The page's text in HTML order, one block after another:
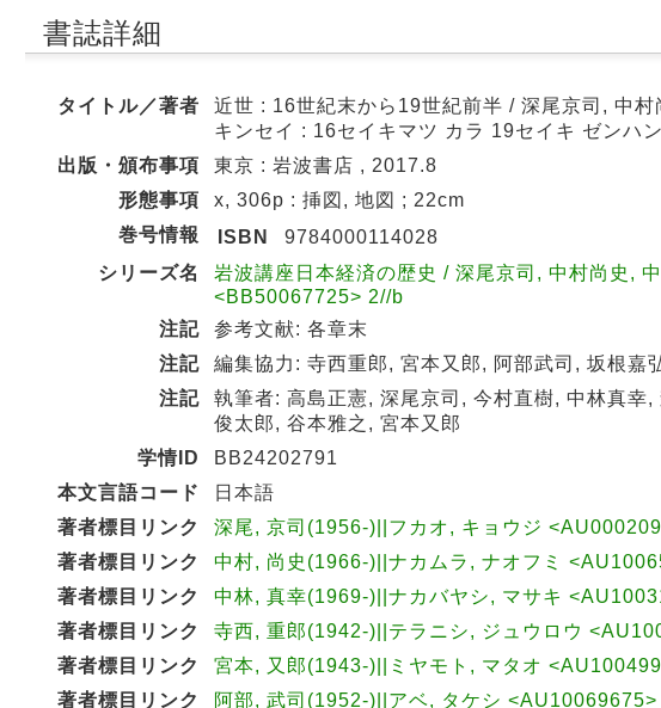
書誌詳細
タイトル／著者
近世 : 16世紀末から19世紀前半 / 深尾京司, 中村
キンセイ : 16セイキマツ カラ 19セイキ ゼンハン
出版・頒布事項
東京 : 岩波書店 , 2017.8
形態事項
x, 306p : 挿図, 地図 ; 22cm
巻号情報
ISBN
9784000114028
シリーズ名
岩波講座日本経済の歴史 / 深尾京司, 中村尚史,
<BB50067725> 2//b
注記
参考文献: 各章末
注記
編集協力: 寺西重郎, 宮本又郎, 阿部武司, 坂根嘉
注記
執筆者: 高島正憲, 深尾京司, 今村直樹, 中林真
俊太郎, 谷本雅之, 宮本又郎
学情ID
BB24202791
本文言語コード
日本語
著者標目リンク
深尾, 京司(1956-)||フカオ, キョウジ
著者標目リンク
中村, 尚史(1966-)||ナカムラ, ナオフミ
著者標目リンク
中林, 真幸(1969-)||ナカバヤシ, マサキ
著者標目リンク
寺西, 重郎(1942-)||テラニシ, ジュウロウ
著者標目リンク
宮本, 又郎(1943-)||ミヤモト, マタオ
著者標目リンク
阿部, 武司(1952-)||アベ, タケシ <AU10069675>